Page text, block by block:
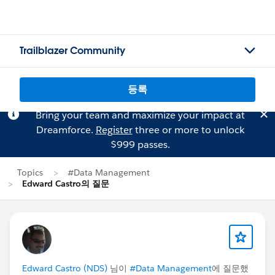
Trailblazer Community
등록
Bring your team and maximize your impact at
Dreamforce. Registerthree or more to unlock
$999 passes.
Topics
#Data Management
Edward Castro의 질문
Edward Castro (NDS) 님이 #Data Management에 질문했